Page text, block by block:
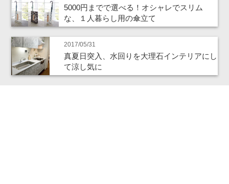
5000円までで選べる！オシャレでスリム
な、１人暮らし用の傘立て
2017/05/31
真夏日突入、水回りを大理石インテリアにし
て涼し気に